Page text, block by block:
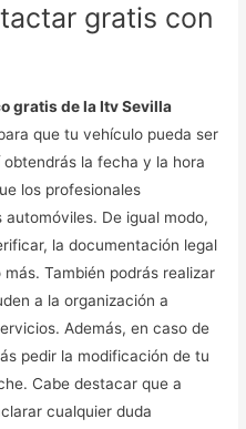
gratis con
gratis de la Itv Sevilla
que tu vehículo pueda ser
la fecha y la hora
los profesionales
De igual modo,
la documentación legal
También podrás realizar
a la organización a
Además, en caso de
pedir la modificación de tu
Cabe destacar que a
cualquier duda